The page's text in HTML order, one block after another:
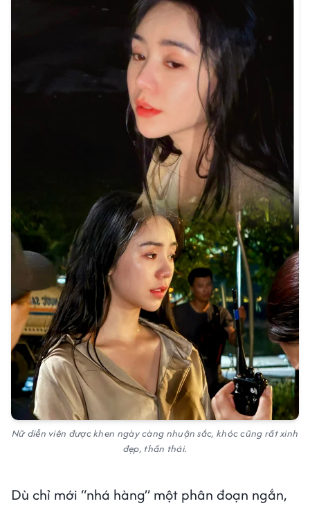
Nữ diễn viên được khen ngày càng nhuận sắc, khóc cũng rất xinh
đẹp, thần thái.
Dù chỉ mới “nhá hàng” một phân đoạn ngắn,